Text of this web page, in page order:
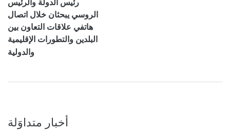
رئيس الدولة والرئيس
الروسي يبحثان خلال اتصال
هاتفي علاقات التعاون بين
البلدين والتطورات الإقليمية
والدولية
أخبار متداوَلة